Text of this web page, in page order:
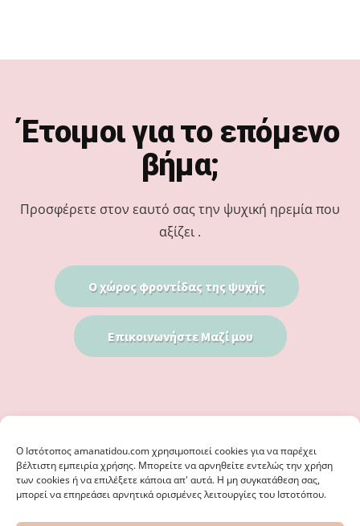
Ο Iστότοπος amanatidou.com χρησιμοποιεί cookies για να παρέχει
βέλτιστη εμπειρία χρήσης. Μπορείτε να αρνηθείτε εντελώς την χρήση
των cookies ή να επιλέξετε κάποια απ' αυτά. Η μη συγκατάθεση σας,
μπορεί να επηρεάσει αρνητικά ορισμένες λειτουργίες του Ιστοτόπου.
Έτοιμοι για το επόμενο
βήμα;
Προσφέρετε στον εαυτό σας την ψυχική ηρεμία που
αξίζει .
Ο χώρος φροντίδας της ψυχής
Επικοινωνήστε Μαζί μου